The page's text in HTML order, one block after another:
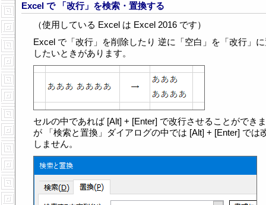
Excel で 「改行」を検索・置換する
（使用している Excel は Excel 2016 です）
Excel で「改行」を削除したり 逆に「空白」を「改行」
したいときがあります。
セルの中であれば [Alt] + [Enter] で改行させることができ
が 「検索と置換」ダイアログの中では [Alt] + [Enter] では
しません。